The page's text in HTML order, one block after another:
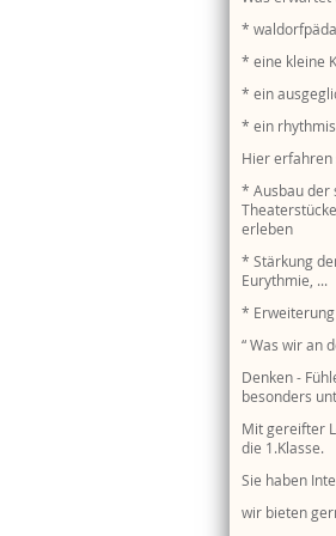
*
* eine kleine
* ein
* ein
Hier erfahren
* Ausbau der
erleben
* Stärkung
Eurythmie, ...
* Erweiterung
“ Was wir an
Denken -
besonders
Mit gereifter
die 1.Klasse.
Sie haben
wir bieten